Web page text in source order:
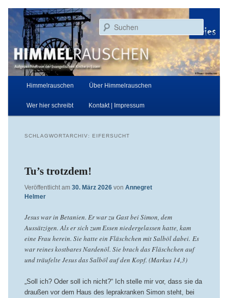
primären
Inhalt
springen
sekundären
Inhalt
springen
Himmelrauschen
Aufgezeichnet von der Evangelischen Kirche in Essen
Hauptmenü
Himmelrauschen Über Himmelrauschen
Wer hier schreibt Kontakt | Impressum
SCHLAGWORTARCHIV: EIFERSUCHT
Tu’s trotzdem!
Veröffentlicht am 30. März 2026 von Annegret
Helmer
Jesus war in Betanien. Er war zu Gast bei Simon, dem
Aussätzigen. Als er sich zum Essen niedergelassen hatte, kam
eine Frau herein. Sie hatte ein Fläschchen mit Salböl dabei. Es
war reines kostbares Nardenöl. Sie brach das Fläschchen auf
und träufelte Jesus das Salböl auf den Kopf. (Markus 14,3)
„Soll ich? Oder soll ich nicht?“ Ich stelle mir vor, dass sie da
draußen vor dem Haus des leprakranken Simon steht, bei